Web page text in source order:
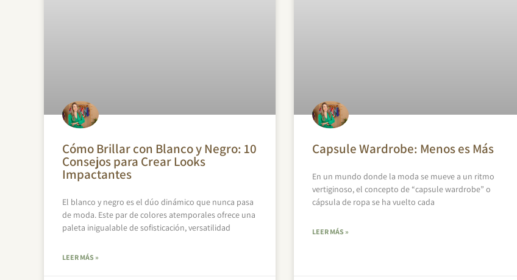
Cómo Brillar con Blanco y Negro: 10
Consejos para Crear Looks
Impactantes
El blanco y negro es el dúo dinámico que nunca pasa
de moda. Este par de colores atemporales ofrece una
paleta inigualable de sofisticación, versatilidad
LEER MÁS »
Capsule Wardrobe: Menos es Más
En un mundo donde la moda se mueve a un ritmo
vertiginoso, el concepto de “capsule wardrobe” o
cápsula de ropa se ha vuelto cada
LEER MÁS »